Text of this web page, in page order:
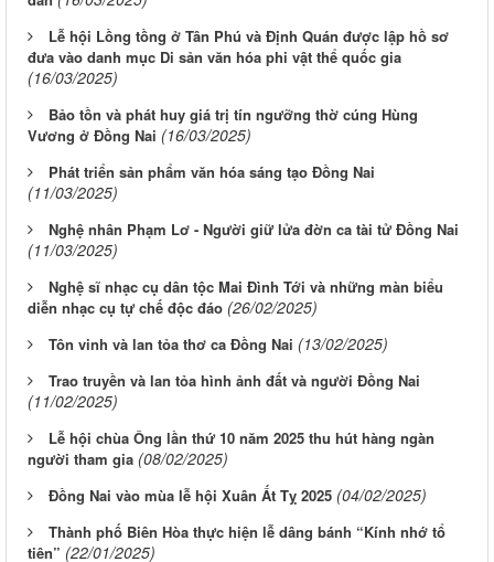
Lễ hội Lồng tồng ở Tân Phú và Định Quán được lập hồ sơ
đưa vào danh mục Di sản văn hóa phi vật thể quốc gia
(16/03/2025)
Bảo tồn và phát huy giá trị tín ngưỡng thờ cúng Hùng
Vương ở Đồng Nai (16/03/2025)
Phát triển sản phẩm văn hóa sáng tạo Đồng Nai
(11/03/2025)
Nghệ nhân Phạm Lơ - Người giữ lửa đờn ca tài tử Đồng Nai
(11/03/2025)
Nghệ sĩ nhạc cụ dân tộc Mai Đình Tới và những màn biểu
diễn nhạc cụ tự chế độc đáo (26/02/2025)
Tôn vinh và lan tỏa thơ ca Đồng Nai (13/02/2025)
Trao truyền và lan tỏa hình ảnh đất và người Đồng Nai
(11/02/2025)
Lễ hội chùa Ông lần thứ 10 năm 2025 thu hút hàng ngàn
người tham gia (08/02/2025)
Đồng Nai vào mùa lễ hội Xuân Ất Tỵ 2025 (04/02/2025)
Thành phố Biên Hòa thực hiện lễ dâng bánh “Kính nhớ tổ
tiên” (22/01/2025)